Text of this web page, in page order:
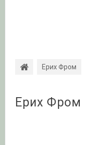
Ерих Фром
Ерих Фром